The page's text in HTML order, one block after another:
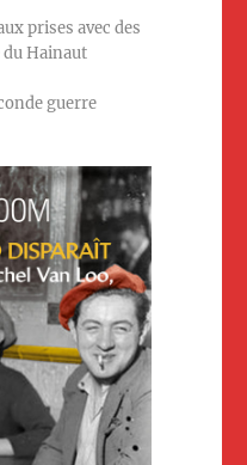
prises avec des
du Hainaut
guerre